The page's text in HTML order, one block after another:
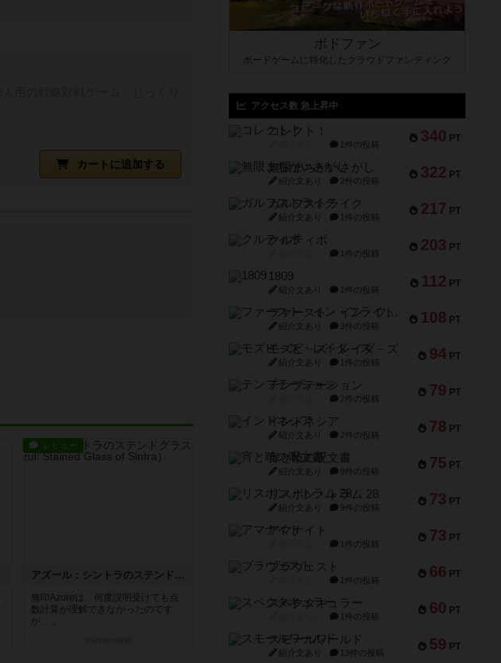
カートに追加する
レビュー
アズール：シントラのステンドグラス
無印Azureは、何度説明受けても点
数計算が理解できなかったのです
が、...
ボドファン
ボードゲームに特化したクラウドファンディング
アクセス数 急上昇中
340 PT
コレクト！
1件の投稿
322 PT
無限まちがいさがし
紹介文あり 2件の投稿
217 PT
ガルフストライク
紹介文あり 1件の投稿
203 PT
クルティボ
1件の投稿
112 PT
1809
紹介文あり 1件の投稿
108 PT
ファースト・イン・フライト
紹介文あり 3件の投稿
94 PT
モズビ－ズ・レイダ－ズ
紹介文あり 1件の投稿
79 PT
テンプテーション
2件の投稿
78 PT
インドネシア
紹介文あり 2件の投稿
75 PT
宵と暁の呪文書
紹介文あり 8件の投稿
73 PT
リスボン・トラム 28
紹介文あり 9件の投稿
73 PT
アマナイト
1件の投稿
66 PT
ブラヴェスト
1件の投稿
60 PT
スペクタキュラー
1件の投稿
59 PT
スモールワールド
紹介文あり 13件の投稿